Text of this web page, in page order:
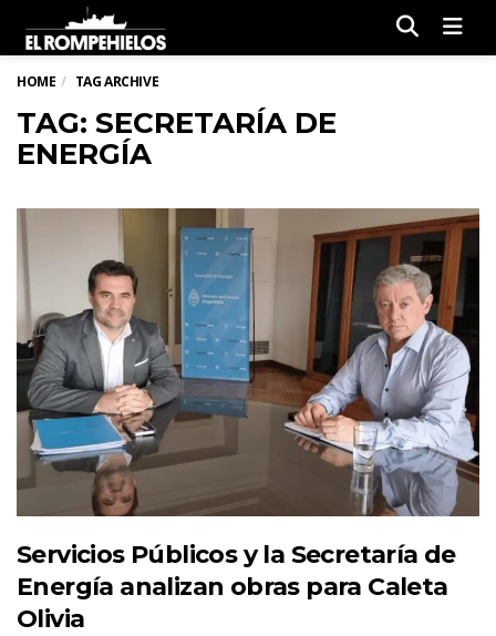
HOME TAG ARCHIVE
TAG: SECRETARÍA DE
ENERGÍA
Servicios Públicos y la Secretaría de
Energía analizan obras para Caleta
Olivia